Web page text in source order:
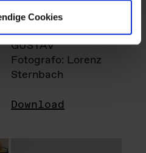
Cookies
GUSTAV
Fotografo: Lorenz
Sternbach
Download